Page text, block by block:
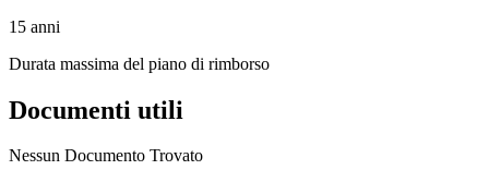
15 anni
Durata massima del piano di rimborso
Documenti utili
Nessun Documento Trovato